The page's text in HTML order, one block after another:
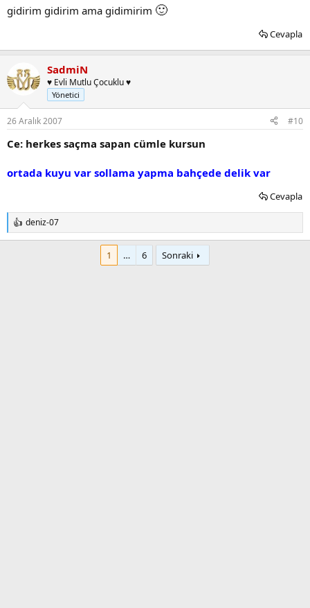
gidirim gidirim ama gidimirim 🙂
Cevapla
SadmiN
♥ Evli Mutlu Çocuklu ♥
Yönetici
26 Aralık 2007 #10
Ce: herkes saçma sapan cümle kursun
ortada kuyu var sollama yapma bahçede delik var
Cevapla
T
e
deniz-07
1 … 6 Sonraki